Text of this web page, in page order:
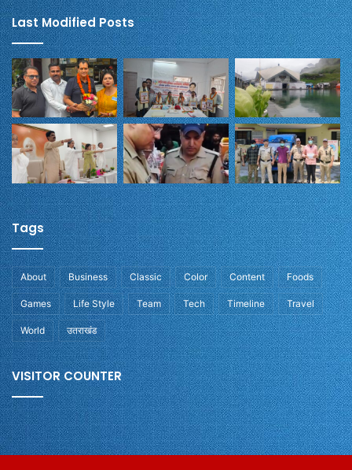
Last Modified Posts
Tags
About Business Classic Color Content Foods
Games Life Style Team Tech Timeline Travel
World उतराखंड
VISITOR COUNTER